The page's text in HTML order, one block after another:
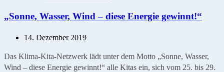
„Sonne, Wasser, Wind – diese Energie gewinnt!“
14. Dezember 2019
Das Klima-Kita-Netzwerk lädt unter dem Motto „Sonne, Wasser,
Wind – diese Energie gewinnt!“ alle Kitas ein, sich vom 25. bis 29.